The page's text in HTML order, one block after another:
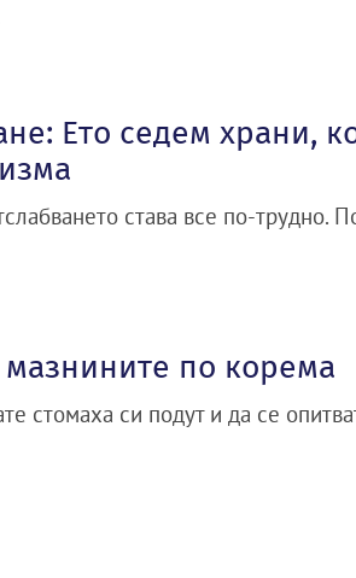
Ето седем храни,
става все по-трудно.
по корема
стомаха си подут и да се